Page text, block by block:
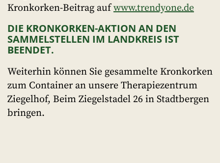
Kronkorken-Beitrag aufwww.trendyone.de
DIE KRONKORKEN-AKTION AN DEN
SAMMELSTELLEN IM LANDKREIS IST
BEENDET.
Weiterhin können Sie gesammelte Kronkorken
zum Container an unsere Therapiezentrum
Ziegelhof, Beim Ziegelstadel 26 in Stadtbergen
bringen.